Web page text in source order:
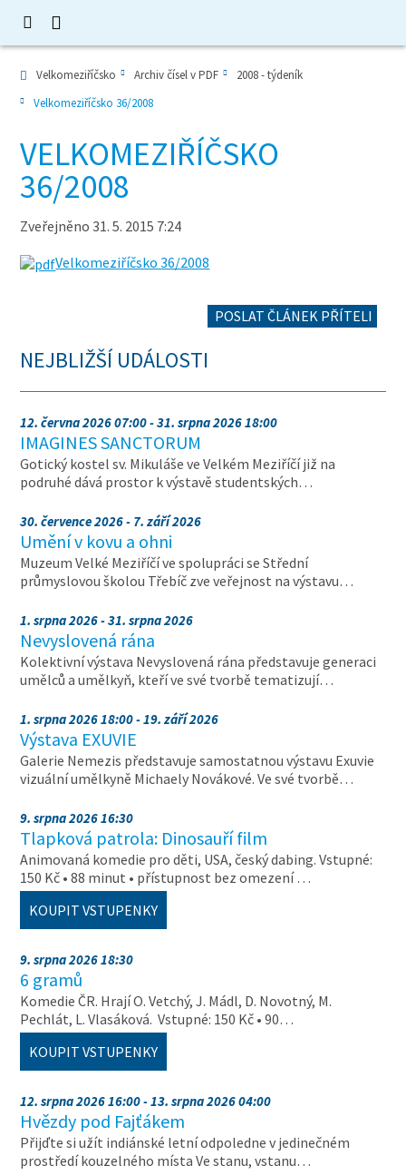
Velkomeziříčsko Archiv čísel v PDF
2008 - týdeník
Velkomeziříčsko 36/2008
VELKOMEZIŘÍČSKO
36/2008
Zveřejněno 31. 5. 2015 7:24
Velkomeziříčsko 36/2008
POSLAT ČLÁNEK PŘÍTELI
NEJBLIŽŠÍ UDÁLOSTI
12. června 2026 07:00 - 31. srpna 2026 18:00
IMAGINES SANCTORUM
Gotický kostel sv. Mikuláše ve Velkém Meziříčí již na
podruhé dává prostor k výstavě studentských…
30. července 2026 - 7. září 2026
Umění v kovu a ohni
Muzeum Velké Meziříčí ve spolupráci se Střední
průmyslovou školou Třebíč zve veřejnost na výstavu…
1. srpna 2026 - 31. srpna 2026
Nevyslovená rána
Kolektivní výstava Nevyslovená rána představuje generaci
umělců a umělkyň, kteří ve své tvorbě tematizují…
1. srpna 2026 18:00 - 19. září 2026
Výstava EXUVIE
Galerie Nemezis představuje samostatnou výstavu Exuvie
vizuální umělkyně Michaely Novákové. Ve své tvorbě…
9. srpna 2026 16:30
Tlapková patrola: Dinosauří film
Animovaná komedie pro děti, USA, český dabing. Vstupné:
150 Kč • 88 minut • přístupnost bez omezení …
KOUPIT VSTUPENKY
9. srpna 2026 18:30
6 gramů
Komedie ČR. Hrají O. Vetchý, J. Mádl, D. Novotný, M.
Pechlát, L. Vlasáková. Vstupné: 150 Kč • 90…
KOUPIT VSTUPENKY
12. srpna 2026 16:00 - 13. srpna 2026 04:00
Hvězdy pod Fajťákem
Přijďte si užít indiánské letní odpoledne v jedinečném
prostředí kouzelného místa Ve stanu, vstanu…